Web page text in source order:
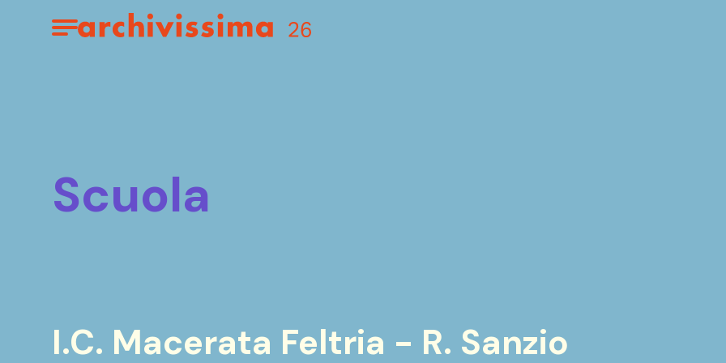
Home page
Apri il menu
scuola
I.C. Macerata Feltria - R. Sanzio